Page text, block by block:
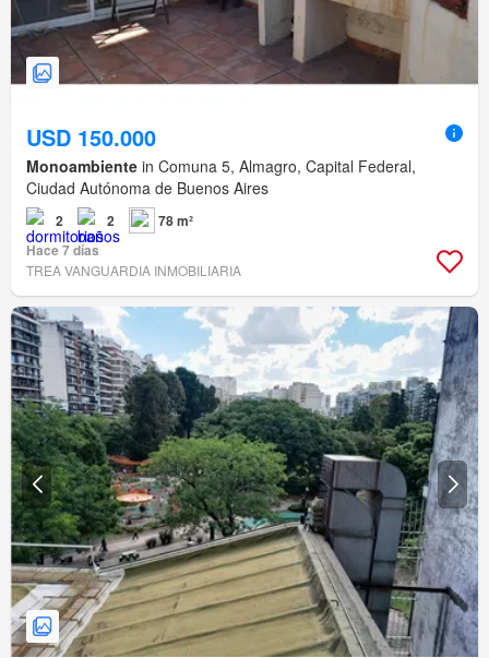
USD 150.000
Monoambiente in Comuna 5, Almagro, Capital Federal,
Ciudad Autónoma de Buenos Aires
2 2
78 m²
Hace 7 días
TREA VANGUARDIA INMOBILIARIA